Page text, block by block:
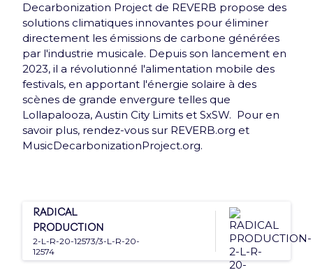
Groupe
L’Accor Arena est une
salle du groupe Paris
Mentions légales et CGU
Decarbonization Project de REVERB propose des
solutions climatiques innovantes pour éliminer
directement les émissions de carbone générées
par l'industrie musicale. Depuis son lancement en
2023, il a révolutionné l'alimentation mobile des
festivals, en apportant l'énergie solaire à des
scènes de grande envergure telles que
Lollapalooza, Austin City Limits et SxSW. Pour en
savoir plus, rendez-vous sur REVERB.org et
MusicDecarbonizationProject.org.
RADICAL
PRODUCTION
2-L-R-20-12573/3-L-R-20-
12574